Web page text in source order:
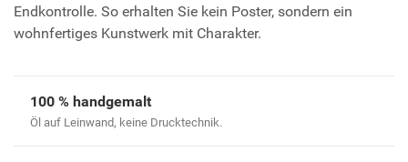
Endkontrolle. So erhalten Sie kein Poster, sondern ein
wohnfertiges Kunstwerk mit Charakter.
100 % handgemalt
Öl auf Leinwand, keine Drucktechnik.